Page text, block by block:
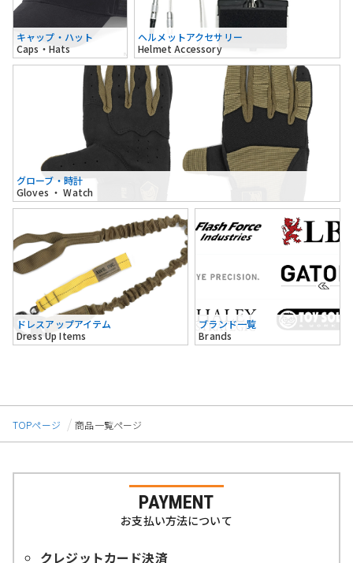
キャップ・ハット
Caps・Hats
ヘルメットアクセサリー
Helmet Accessory
グローブ・時計
Gloves ・ Watch
ドレスアップアイテム
Dress Up Items
ブランド一覧
Brands
TOPページ 商品一覧ページ
PAYMENT
お支払い方法について
クレジットカード決済